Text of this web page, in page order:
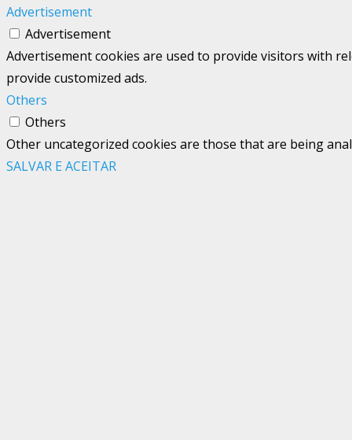
Advertisement
Advertisement
Advertisement cookies are used to provide visitors with
provide customized ads.
Others
Others
Other uncategorized cookies are those that are being
SALVAR E ACEITAR